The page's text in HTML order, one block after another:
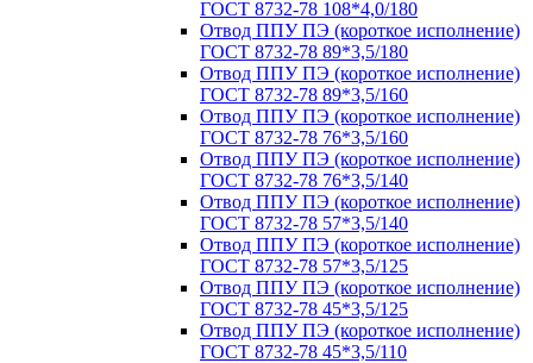
ГОСТ 8732-78 108*4,0/180
Отвод ППУ ПЭ (короткое исполнение)
ГОСТ 8732-78 89*3,5/180
Отвод ППУ ПЭ (короткое исполнение)
ГОСТ 8732-78 89*3,5/160
Отвод ППУ ПЭ (короткое исполнение)
ГОСТ 8732-78 76*3,5/160
Отвод ППУ ПЭ (короткое исполнение)
ГОСТ 8732-78 76*3,5/140
Отвод ППУ ПЭ (короткое исполнение)
ГОСТ 8732-78 57*3,5/140
Отвод ППУ ПЭ (короткое исполнение)
ГОСТ 8732-78 57*3,5/125
Отвод ППУ ПЭ (короткое исполнение)
ГОСТ 8732-78 45*3,5/125
Отвод ППУ ПЭ (короткое исполнение)
ГОСТ 8732-78 45*3,5/110